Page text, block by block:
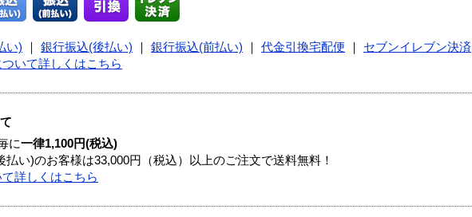
い) 銀行振込(後払い) 銀行振込(前払い) 代金引換宅配便
セブンイレブン決済
いて詳しくはこちら
に一律1,100円(税込)
い)のお客様は33,000円（税込）以上のご注文で送料無料！
詳しくはこちら